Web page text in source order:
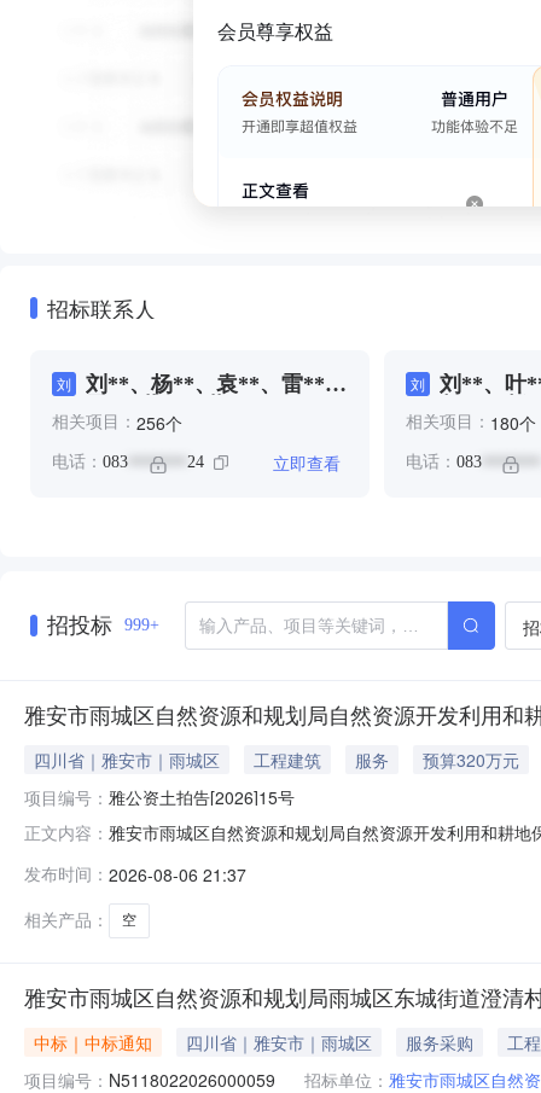
会员尊享权益
招标联系人
刘
刘**、杨**、袁**、雷**、
相关项目： 256个
电话： 083 ******* 24 立即查看
刘
刘**、叶
相关项目： 180个
电话： 083*******
招投标 999+
雅安市雨城区自然资源和规划局自然资源开发利用
四川省｜雅安市｜雨城区 工程建筑 服务
预算320万元
项目编号： 雅公资土拍告[2026]15号
正文内容： 雅安市雨城区自然资源和规划局自然资源开发利用和耕
自然资源和规划局自然资源开发利用和耕地保护股决定
地编号
发布时间： 2026-08-06 21:37
相关产品：
空
雅安市雨城区自然资源和规划局雨城区东城街道澄
中标｜中标通知 四川省｜雅安市｜雨城区 服务采购
工程
项目编号： N5118022026000059 招标单位： 雅安市雨城区自然